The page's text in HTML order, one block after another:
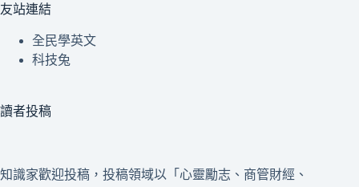
友站連結
全民學英文
科技兔
讀者投稿
知識家歡迎投稿，投稿領域以「心靈勵志、商管財經、